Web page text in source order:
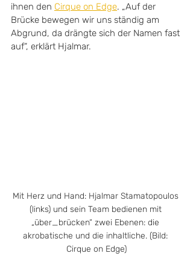
ihnen den Cirque on Edge. „Auf der
Brücke bewegen wir uns ständig am
Abgrund, da drängte sich der Namen fast
auf“, erklärt Hjalmar.
Mit Herz und Hand: Hjalmar Stamatopoulos
(links) und sein Team bedienen mit
„über_brücken“ zwei Ebenen: die
akrobatische und die inhaltliche. (Bild:
Cirque on Edge)